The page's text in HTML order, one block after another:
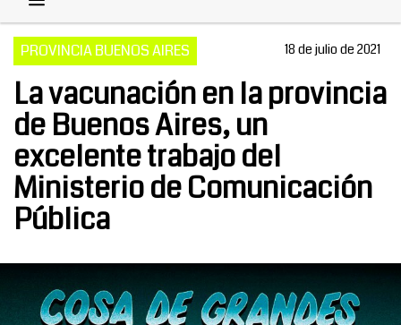
PROVINCIA BUENOS AIRES 18 de julio de 2021
La vacunación en la provincia
de Buenos Aires, un
excelente trabajo del
Ministerio de Comunicación
Pública